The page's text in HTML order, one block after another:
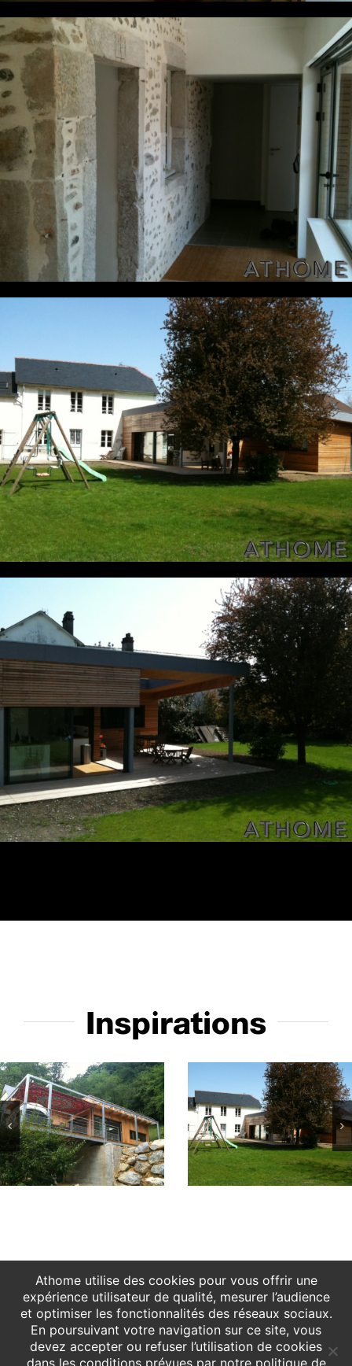
Inspirations
Athome utilise des cookies pour vous offrir une
expérience utilisateur de qualité, mesurer l’audience
et optimiser les fonctionnalités des réseaux sociaux.
En poursuivant votre navigation sur ce site, vous
devez accepter ou refuser l’utilisation de cookies
dans les conditions prévues par notre politique de